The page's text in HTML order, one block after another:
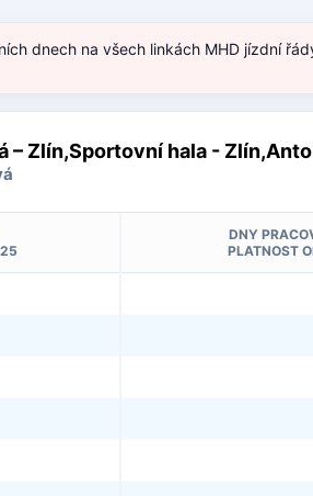
dnech na všech linkách MHD jízdní
– Zlín,Sportovní hala -
DNY
PLATNOST